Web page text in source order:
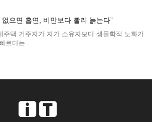
없으면 흡연, 비만보다 빨리 늙는다”
주택 거주자가 자가 소유자보다 생물학적 노화가
르다는..